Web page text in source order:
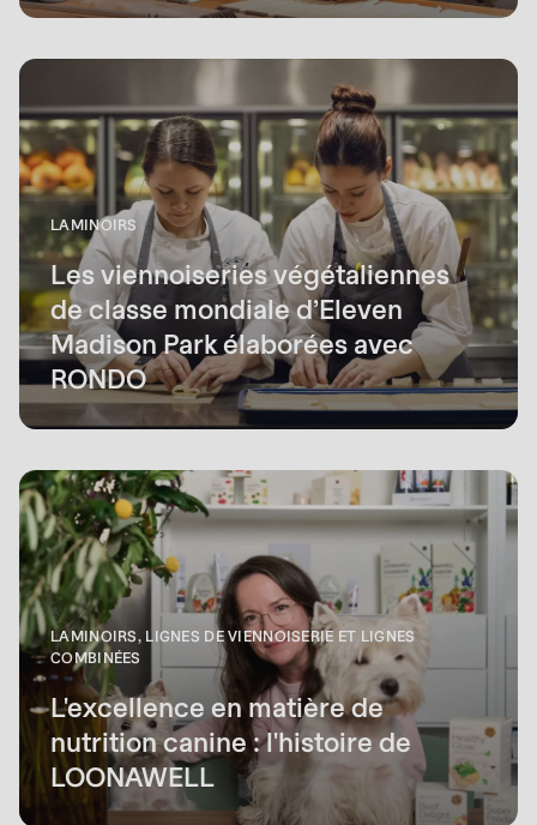
LAMINOIRS
Les viennoiseries végétaliennes
de classe mondiale d’Eleven
Madison Park élaborées avec
RONDO
LAMINOIRS, LIGNES DE VIENNOISERIE ET LIGNES
COMBINÉES
L'excellence en matière de
nutrition canine : l'histoire de
LOONAWELL